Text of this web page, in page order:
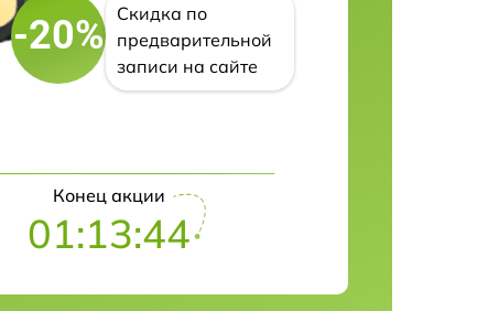
-20%
Скидка по
предварительной
записи на сайте
Конец акции
01:13:43